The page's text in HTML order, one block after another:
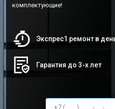
комплектующие!
Экспрес1 ремонт в
Гарантия до 3-х лет